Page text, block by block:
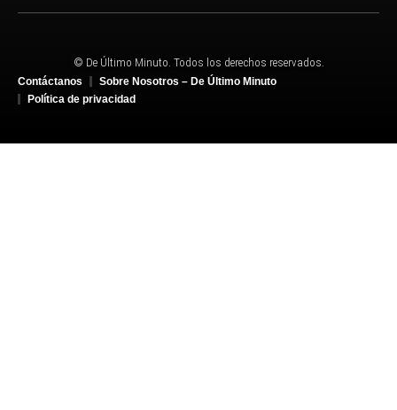
© De Último Minuto. Todos los derechos reservados.
Contáctanos
Sobre Nosotros – De Último Minuto
Política de privacidad